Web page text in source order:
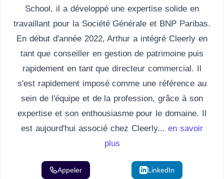
School, il a développé une expertise solide en
travaillant pour la Société Générale et BNP Paribas.
En début d'année 2022, Arthur a intégré Cleerly en
tant que conseiller en gestion de patrimoine puis
rapidement en tant que directeur commercial. Il
s'est rapidement imposé comme une référence au
sein de l'équipe et de la profession, grâce à son
expertise et son enthousiasme pour le domaine. Il
est aujourd'hui associé chez Cleerly... en savoir
plus
Appeler LinkedIn